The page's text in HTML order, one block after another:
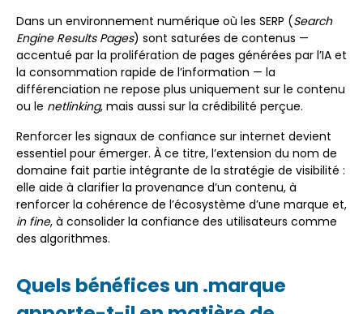
Dans un environnement numérique où les SERP (Search
Engine Results Pages) sont saturées de contenus —
accentué par la prolifération de pages générées par l’IA et
la consommation rapide de l’information — la
différenciation ne repose plus uniquement sur le contenu
ou le netlinking, mais aussi sur la crédibilité perçue.
Renforcer les signaux de confiance sur internet devient
essentiel pour émerger. À ce titre, l’extension du nom de
domaine fait partie intégrante de la stratégie de visibilité :
elle aide à clarifier la provenance d’un contenu, à
renforcer la cohérence de l’écosystème d’une marque et,
in fine, à consolider la confiance des utilisateurs comme
des algorithmes.
Quels bénéfices un .marque